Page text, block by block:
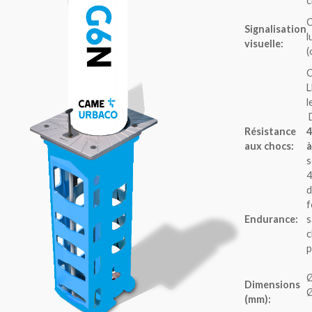
Signalisation
visuelle:
Résistance
aux chocs:
Endurance:
Dimensions
(mm):